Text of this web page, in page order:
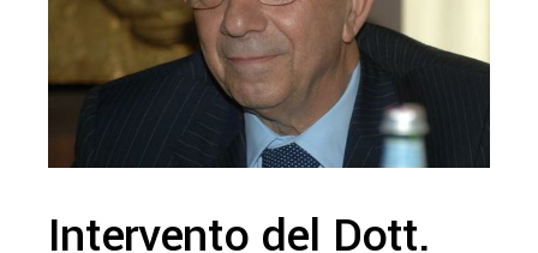
Intervento del Dott.